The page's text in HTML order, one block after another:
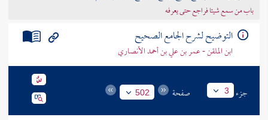
باب من سمع شيئا فراجع حتى يعرفه
التوضيح لشرح الجامع الصحيح
ابن الملقن - عمر بن علي بن أحمد الأنصاري
جزء 3 صفحة 502